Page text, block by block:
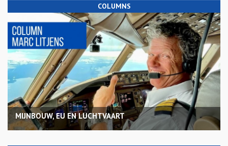
COLUMNS
MIJNBOUW, EU EN LUCHTVAART